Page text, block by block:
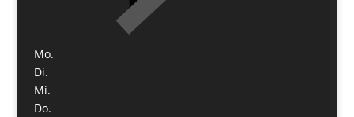
Mo.
Di.
Mi.
Do.